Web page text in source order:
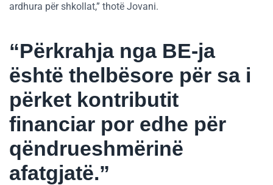
ardhura për shkollat,” thotë Jovani.
“Përkrahja nga BE-ja
është thelbësore për sa i
përket kontributit
financiar por edhe për
qëndrueshmërinë
afatgjatë.”